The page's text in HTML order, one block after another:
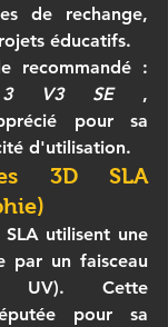
de rechange,
éducatifs.
recommandé
3 V3 SE ,
pour sa
d'utilisation.
3D SLA
utilisent une
par un faisceau
UV). Cette
pour sa